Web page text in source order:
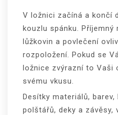
V ložnici začíná a končí
kouzlu spánku. Příjemný
lůžkovin a povlečení
rozpoložení. Pokud se
ložnice zvýrazní to Vaši
svému vkusu.
Desítky materiálů,
polštářů, deky a závěsy,